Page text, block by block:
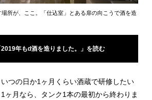
所が、ここ。「仕込室」とある扉の向こうで酒を造
年もd酒を造りました。」を読む
つの日か1ヶ月くらい酒蔵で研修したい
ヶ月なら、タンク1本の最初から終わりま